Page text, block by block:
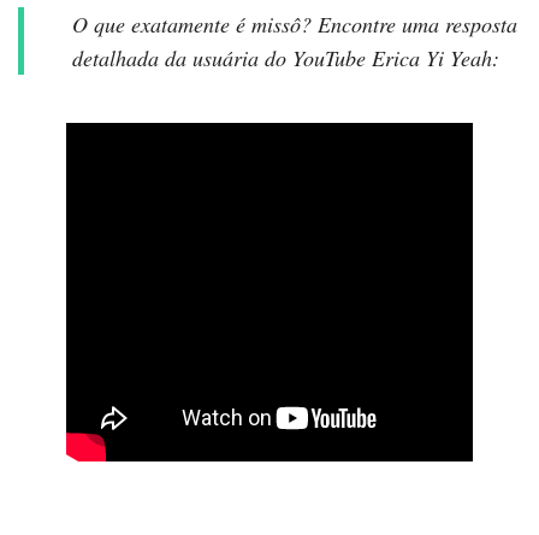
O que exatamente é missô? Encontre uma resposta
detalhada da usuária do YouTube Erica Yi Yeah: